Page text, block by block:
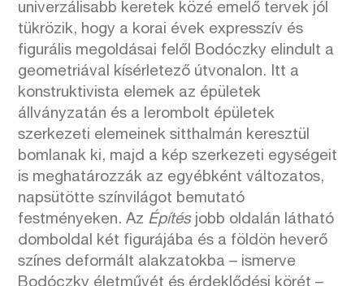
univerzálisabb keretek közé emelő tervek jól
tükrözik, hogy a korai évek expresszív és
figurális megoldásai felől Bodóczky elindult a
geometriával kísérletező útvonalon. Itt a
konstruktivista elemek az épületek
állványzatán és a lerombolt épületek
szerkezeti elemeinek sitthalmán keresztül
bomlanak ki, majd a kép szerkezeti egységeit
is meghatározzák az egyébként változatos,
napsütötte színvilágot bemutató
festményeken. Az Építésjobb oldalán látható
domboldal két figurájába és a földön heverő
színes deformált alakzatokba – ismerve